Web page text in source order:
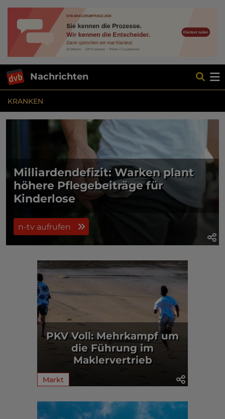
Nachrichten
KRANKEN
Milliardendefizit: Warken plant
höhere Pflegebeiträge für
Kinderlose
n-tv aufrufen
PKV Voll: Mehrkampf um
die Führung im
Maklervertrieb
Markt